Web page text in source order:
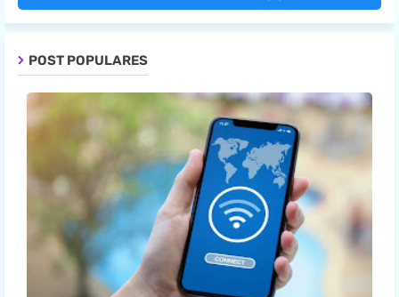
POST POPULARES